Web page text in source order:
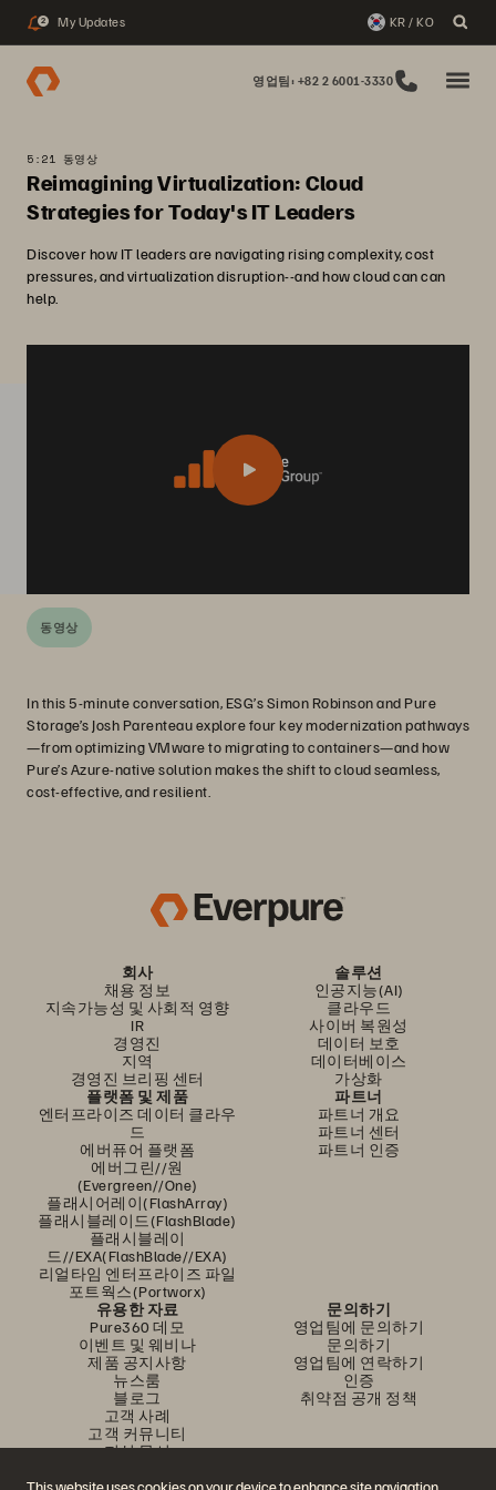
2 My Updates KR / KO
영업팀: +82 2 6001-3330
5:21 동영상
Reimagining Virtualization: Cloud
Strategies for Today's IT Leaders
Discover how IT leaders are navigating rising complexity, cost
pressures, and virtualization disruption--and how cloud can can
help.
동영상
In this 5-minute conversation, ESG’s Simon Robinson and Pure
Storage’s Josh Parenteau explore four key modernization pathways
—from optimizing VMware to migrating to containers—and how
Pure’s Azure-native solution makes the shift to cloud seamless,
cost-effective, and resilient.
회사
채용 정보
지속가능성 및 사회적 영향
IR
경영진
지역
경영진 브리핑 센터
솔루션
인공지능(AI)
클라우드
사이버 복원성
데이터 보호
데이터베이스
가상화
플랫폼 및 제품
엔터프라이즈 데이터 클라우
드
에버퓨어 플랫폼
에버그린//원
(Evergreen//One)
플래시어레이(FlashArray)
플래시블레이드(FlashBlade)
플래시블레이
드//EXA(FlashBlade//EXA)
리얼타임 엔터프라이즈 파일
포트웍스(Portworx)
파트너
파트너 개요
파트너 센터
파트너 인증
유용한 자료
Pure360 데모
이벤트 및 웨비나
제품 공지사항
뉴스룸
블로그
고객 사례
고객 커뮤니티
지식 문서
문의하기
영업팀에 문의하기
문의하기
영업팀에 연락하기
인증
취약점 공개 정책